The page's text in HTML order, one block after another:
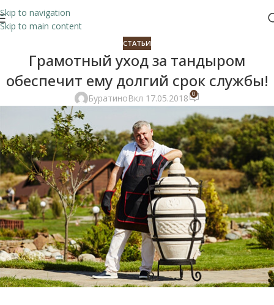
Skip to navigation
Skip to main content
СТАТЬИ
Грамотный уход за тандыром
обеспечит ему долгий срок службы!
БуратиноВкл 17.05.2018 0